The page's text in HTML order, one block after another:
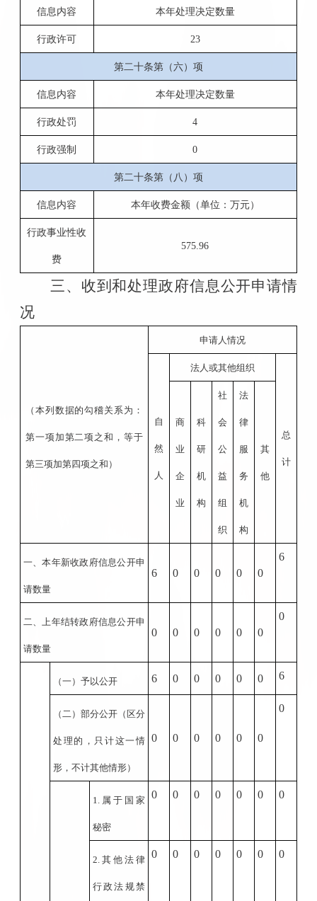
信息内容 本年处理决定数量
行政许可 23
第二十条第（六）项
信息内容 本年处理决定数量
行政处罚 4
行政强制 0
第二十条第（八）项
信息内容 本年收费金额（单位：万元）
行政事业性收
费
575.96
三、收到和处理政府信息公开申请情
况
（本列数据的勾稽关系为：
第一项加第二项之和，等于
第三项加第四项之和）
申请人情况
自
然
人
法人或其他组织
总
计
商
业
企
业
科
研
机
构
社
会
公
益
组
织
法
律
服
务
机
构
其
他
一、本年新收政府信息公开申
请数量
6 0 0 0 0 0
6
二、上年结转政府信息公开申
请数量
0 0 0 0 0 0
0
（一）予以公开 6 0 0 0 0 0 6
（二）部分公开（区分
处理的，只计这一情
形，不计其他情形）
0 0 0 0 0 0
0
1. 属于国家
秘密
0 0 0 0 0 0 0
2. 其他法律
行政法规禁
0 0 0 0 0 0 0